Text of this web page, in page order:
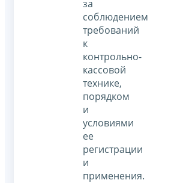
за
соблюдением
требований
к
контрольно-
кассовой
технике,
порядком
и
условиями
ее
регистрации
и
применения.